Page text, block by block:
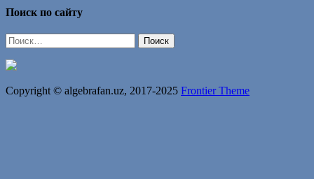
Поиск по сайту
Найти:
Copyright © algebrafan.uz, 2017-2025 Frontier Theme